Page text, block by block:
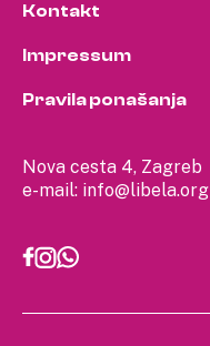
Nova cesta 4, Zagreb
e-mail: info@libela.org
Kontakt
Impressum
Pravila ponašanja